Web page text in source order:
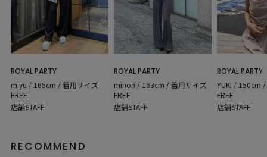
ROYAL PARTY
miyu / 165cm / 着用サイズ
FREE
店舗STAFF
ROYAL PARTY
minori / 163cm / 着用サイズ
FREE
店舗STAFF
ROYAL PARTY
YUKI / 150cm
FREE
店舗STAFF
RECOMMEND